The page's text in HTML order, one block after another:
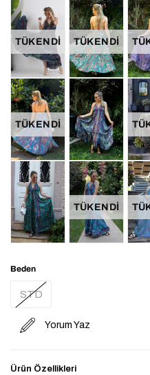
TÜKENDI TÜKENDI
TÜKENDI
TÜKENDI
Beden
STD
Yorum Yaz
Ürün Özellikleri